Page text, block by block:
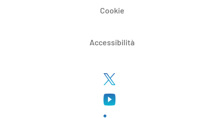
Cookie
Accessibilità